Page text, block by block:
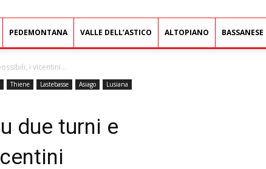
PEDEMONTANA VALLE DELL’ASTICO ALTOPIANO BASSANESE
i vicentini...
Thiene Lastebasse Asiago
Lusiana
due turni e